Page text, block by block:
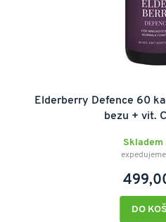
Elderberry Defence 60
bezu + vit.
Skladem
DO